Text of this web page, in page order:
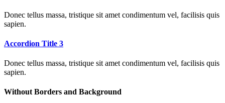
Donec tellus massa, tristique sit amet condimentum vel, facilisis quis
sapien.
Accordion Title 3
Donec tellus massa, tristique sit amet condimentum vel, facilisis quis
sapien.
Without Borders and Background